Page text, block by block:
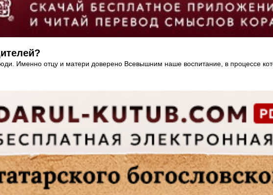
Именно отцу и матери доверено Всевышним наше воспитание, в процессе